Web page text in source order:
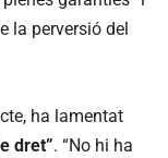
la perversió del
ha lamentat
dret”. “No hi ha